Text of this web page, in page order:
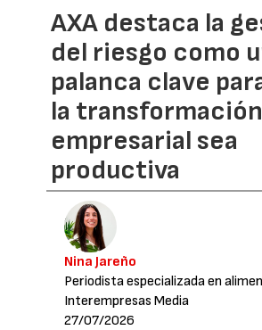
AXA destaca la
del riesgo como
palanca clave
la transformación
empresarial sea
productiva
Nina Jareño
Periodista especializada en
Interempresas Media
27/07/2026